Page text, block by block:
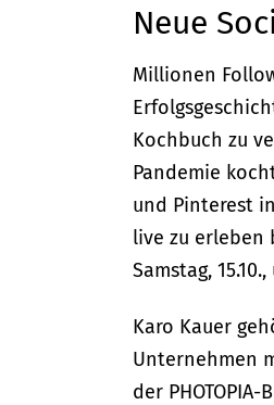
Neue
Millionen
Kochbuch zu
Pandemie
und Pinterest
live zu erleben
Samstag,
Karo Kauer
Unternehmen
der